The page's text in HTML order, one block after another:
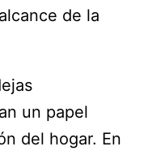
de la
un papel
del hogar. En